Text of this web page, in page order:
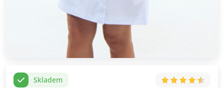
Skladem